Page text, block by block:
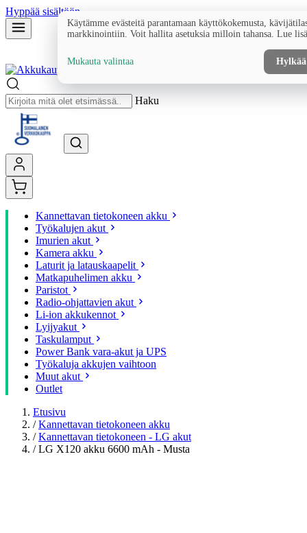
Hyppää sisältöön
Haku
Kannettavan tietokoneen akku
Työkalujen akut
Imurien akut
Kamera akku
Laturit ja latauskaapelit
Matkapuhelimen akku
Paristot
Radio-ohjattavien akut
Li-ion akkukennot
Lyijyakut
Taskulamput
Power Bank vara-akut ja UPS
Työkaluja akkujen vaihtoon
Muut akut
Outlet
Etusivu
/ Kannettavan tietokoneen akku
/ Kannettavan tietokoneen - LG akut
/ LG X120 akku 6600 mAh - Musta
Käytämme evästeitä parantamaan käyttökokemusta,
markkinointiin. Voit hallita asetuksia milloin tahansa. Lue
Mukauta valintaa Hylkää